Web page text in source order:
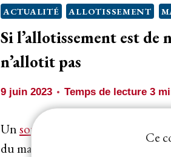
ACTUALITÉ ALLOTISSEMENT
Si l’allotissement est de
n’allotit pas
9 juin 2023 Temps de lecture 3
Unsoumissionnaire
évincé ne
du marché au motif que l’
Ce